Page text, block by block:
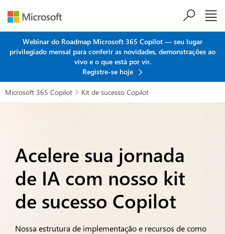
Webinar do Roadmap Microsoft 365 Copilot — seu lugar
privilegiado mensal para conferir as novidades, demonstrações ao
vivo e o que está por vir.
Registre-se hoje
Microsoft 365 Copilot  Kit de sucesso Copilot
Acelere sua jornada
de IA com nosso kit
de sucesso Copilot
Nossa estrutura de implementação e recursos de como